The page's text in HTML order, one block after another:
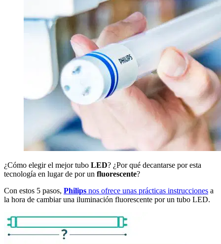
¿Cómo elegir el mejor tubo LED? ¿Por qué decantarse por esta
tecnología en lugar de por un fluorescente?
Con estos 5 pasos, Philips nos ofrece unas prácticas instrucciones a
la hora de cambiar una iluminación fluorescente por un tubo LED.